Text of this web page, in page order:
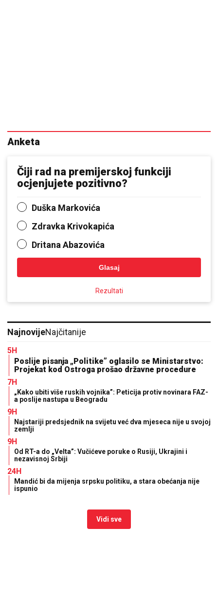
Anketa
Čiji rad na premijerskoj funkciji
ocjenjujete pozitivno?
Duška Markovića
Zdravka Krivokapića
Dritana Abazovića
Glasaj
Rezultati
NajnovijeNajčitanije
5H
Poslije pisanja „Politike” oglasilo se Ministarstvo:
Projekat kod Ostroga prošao državne procedure
7H
„Kako ubiti više ruskih vojnika”: Peticija protiv novinara FAZ-
a poslije nastupa u Beogradu
9H
Najstariji predsjednik na svijetu već dva mjeseca nije u svojoj
zemlji
9H
Od RT-a do „Velta”: Vučićeve poruke o Rusiji, Ukrajini i
nezavisnoj Srbiji
24H
Mandić bi da mijenja srpsku politiku, a stara obećanja nije
ispunio
Vidi sve